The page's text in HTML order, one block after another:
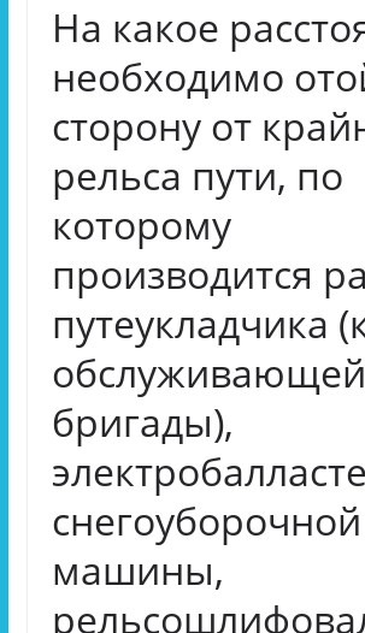
На какое
необходимо
сторону от
рельса пути, по
которому
производится
путеукладчика
бригады),
снегоуборочной
машины,